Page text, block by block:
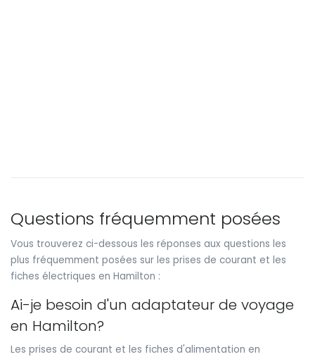
Questions fréquemment posées
Vous trouverez ci-dessous les réponses aux questions les
plus fréquemment posées sur les prises de courant et les
fiches électriques en Hamilton :
Ai-je besoin d'un adaptateur de voyage
en Hamilton?
Les prises de courant et les fiches d'alimentation en